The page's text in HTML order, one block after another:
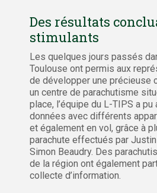
Des résultats
stimulants
Les quelques jours passés
Toulouse ont permis aux
de développer une précieuse
un centre de parachutisme
place, l’équipe du L-TIPS a
données avec différents
et également en vol, grâce à
parachute effectués par
Simon Beaudry. Des
de la région ont également
collecte d’information.